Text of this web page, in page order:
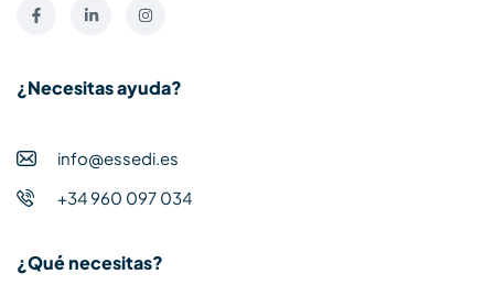
¿Necesitas ayuda?
info@essedi.es
+34 960 097 034
¿Qué necesitas?